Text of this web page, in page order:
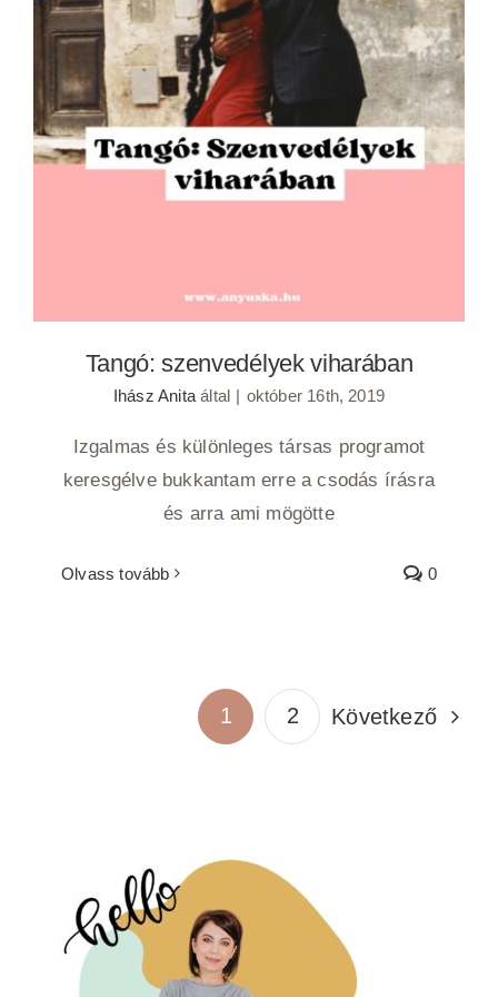
Tangó: szenvedélyek viharában
Tangó: szenvedélyek viharában
Ihász Anita által | október 16th, 2019
Izgalmas és különleges társas programot
keresgélve bukkantam erre a csodás írásra
és arra ami mögötte
Olvass tovább 0
1 2 Következő